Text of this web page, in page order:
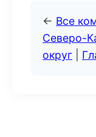
← Все
Северо-
округ